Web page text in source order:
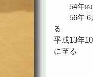
54年㈱ｱ
56年 6月
る
平成13年
に至る